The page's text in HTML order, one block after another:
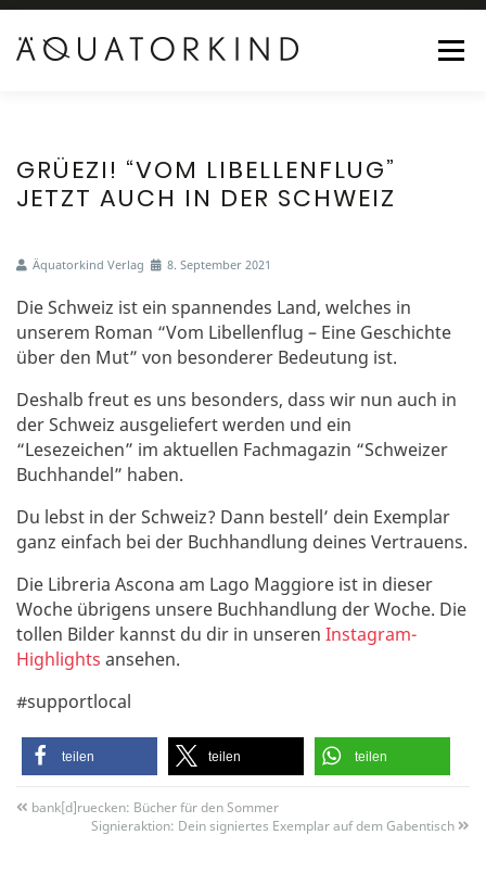
Menü
SHOP AKTUELLES KONTAKT
GRÜEZI! “VOM LIBELLENFLUG”
JETZT AUCH IN DER SCHWEIZ
Äquatorkind Verlag 8. September 2021
Die Schweiz ist ein spannendes Land, welches in
unserem Roman “Vom Libellenflug – Eine Geschichte
über den Mut” von besonderer Bedeutung ist.
Deshalb freut es uns besonders, dass wir nun auch in
der Schweiz ausgeliefert werden und ein
“Lesezeichen” im aktuellen Fachmagazin “Schweizer
Buchhandel” haben.
Du lebst in der Schweiz? Dann bestell’ dein Exemplar
ganz einfach bei der Buchhandlung deines Vertrauens.
Die Libreria Ascona am Lago Maggiore ist in dieser
Woche übrigens unsere Buchhandlung der Woche. Die
tollen Bilder kannst du dir in unseren Instagram-
Highlights ansehen.
#supportlocal
teilen teilen teilen
bank[d]ruecken: Bücher für den Sommer
Signieraktion: Dein signiertes Exemplar auf dem Gabentisch